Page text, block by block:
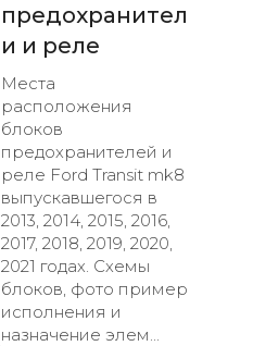
предохранител
и и реле
Места
расположения
блоков
предохранителей и
реле Ford Transit mk8
выпускавшегося в
2013, 2014, 2015, 2016,
2017, 2018, 2019, 2020,
2021 годах. Схемы
блоков, фото пример
исполнения и
назначение элем...